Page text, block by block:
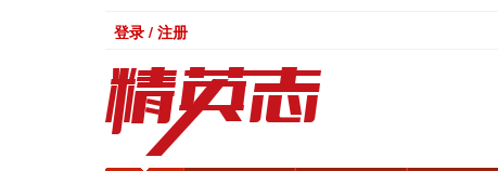
登录 / 注册